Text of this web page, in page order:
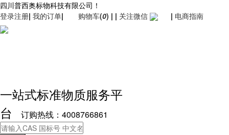
四川普西奥标物科技有限公司！
登录注册| 我的订单| 购物车(0) | | 关注微信 | 电商指南
一站式标准物质服务平
台
订购热线：4008766861